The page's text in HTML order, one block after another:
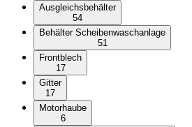
Ausgleichsbehälter
54
Behälter Scheibenwaschanlage
51
Frontblech
17
Gitter
17
Motorhaube
6